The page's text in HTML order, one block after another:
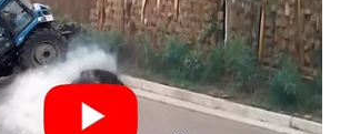
(India News
) ಮತ್ತು ಜಗತ್ತಿನ
(Kannada News)
ಏಷ್ಯಾನೆಟ್ ಸುವರ್ಣ ನ್ಯೂಸ್‌ ಫಾಲೋ